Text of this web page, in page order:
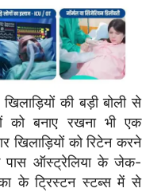
की बड़ी बोली से
को बनाए रखना भी एक
खिलाड़ियों को रिटेन करने
पास ऑस्ट्रेलिया के जेक-
के ट्रिस्टन स्टब्स में से